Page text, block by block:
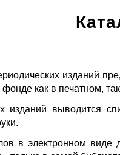
изданий
как в печатном,
изданий выводится
в электронном виде